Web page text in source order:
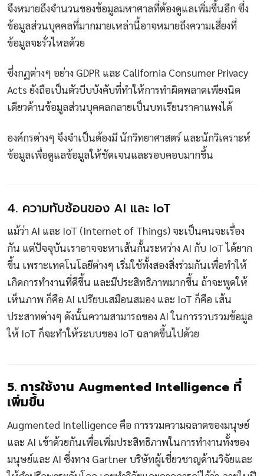
จึงหมายถึงจำนวนของข้อมูลมหาศาลที่ต้องดูแลเพิ่มขึ้นอีก ซึ่ง
ข้อมูลส่วนบุคคลที่มากมายเหล่านี้อาจหมายถึงความเสี่ยงที่
ข้อมูลจะรั่วไหลด้วย
ซึ่งกฏต่างๆ อย่าง GDPR และ California Consumer Privacy
Acts ยังถือเป็นตัวบีบบังคับที่ทำให้การทำผิดพลาดเพียงนิด
เดียวด้านข้อมูลส่วนบุคคลกลายเป็นบทเรียนราคาแพงได้
องค์กรต่างๆ จึงจำเป็นต้องมี นักวิทยาศาสตร์ และนักวิเคราะห์
ข้อมูลเพื่อดูแลข้อมูลให้ชัดเจนและรอบคอบมากขึ้น
4. ความทับซ้อนของ AI และ IoT
แม้ว่า AI และ IoT (Internet of Things) จะเป็นคนจะเรื่อง
กัน แต่ปัจจุบันเราอาจจะหาเส้นกั้นระหว่าง AI กับ IoT ได้ยาก
ขึ้น เพราะเทคโนโลยีต่างๆ เริ่มใช้ทั้งสองสิ่งร่วมกันเพื่อทำให้
เกิดการทำงานที่ดีขึ้น และมีประสิทธิภาพมากขึ้น ถ้าจะพูดให้
เห็นภาพ ก็คือ AI เปรียบเสมือนสมอง และ IoT ก็คือ เส้น
ประสาทต่างๆ ดังนั้นความสามารถของ AI ในการรวบรวมข้อมูล
ให้ IoT ก็จะทำให้ระบบของ IoT ฉลาดขึ้นไปด้วย
5. การใช้งาน Augmented Intelligence ที่
เพิ่มขึ้น
Augmented Intelligence คือ การรวมความฉลาดของมนุษย์
และ AI เข้าด้วยกันเพื่อเพิ่มประสิทธิภาพในการทำงานทั้งของ
มนุษย์และ AI ซึ่งทาง Gartner บริษัทผู้เชี่ยวชาญด้านวิจัยและ